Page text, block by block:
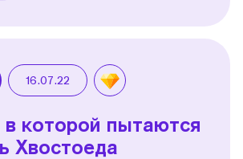
16.07.22
в которой пытаются
Хвостоеда